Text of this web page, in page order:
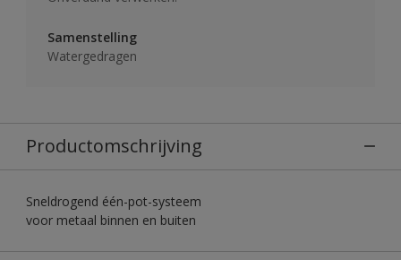
Samenstelling
Watergedragen
Productomschrijving
Sneldrogend één-pot-systeem
voor metaal binnen en buiten